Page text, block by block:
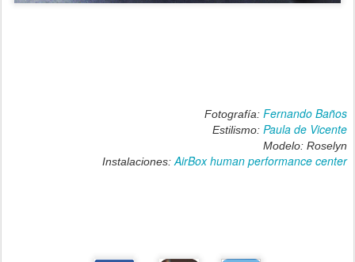
Fotografía: Fernando Baños
Estilismo: Paula de Vicente
Modelo: Roselyn
Instalaciones: AirBox human performance center